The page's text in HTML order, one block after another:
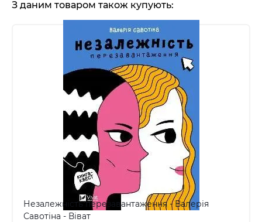
З даним товаром також купують:
Незалежність перезавантаження - Валерія
Савотіна - Віват